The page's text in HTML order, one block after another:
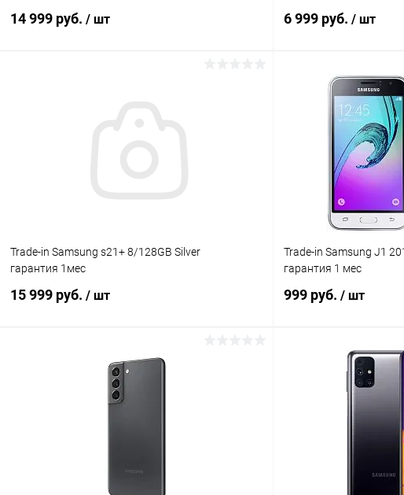
14 999 руб. / шт 6 999 руб. / шт
В
В избранное
Trade-in Samsung s21+ 8/128GB Silver
гарантия 1мес
15 999 руб. / шт
В корзину
Trade-in Samsung J1
гарантия 1 мес
999 руб. / шт
В
В избранное